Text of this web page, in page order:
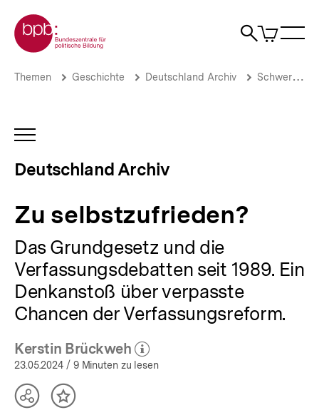
zum
Seiteninhalt
springen
Zur Startseite der bpb
Suche
Artikel
im
Zu
Archiv
Brotkrümelnavigation
Pfadnavigation
Themen Geschichte Deutschland Archiv Schwerpunkte
INHALTSNAVIGATION
Deutschland Archiv
Zu selbstzufrieden?
Das Grundgesetz und die
Verfassungsdebatten seit 1989. Ein
Denkanstoß über verpasste
Chancen der Verfassungsreform.
Kerstin Brückweh
(Mehr zum Autor)
öffnen
23.05.2024 / 9 Minuten zu lesen
TeilenInhalt